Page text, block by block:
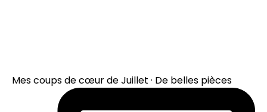
Mes coups de cœur de Juillet · De belles pièces